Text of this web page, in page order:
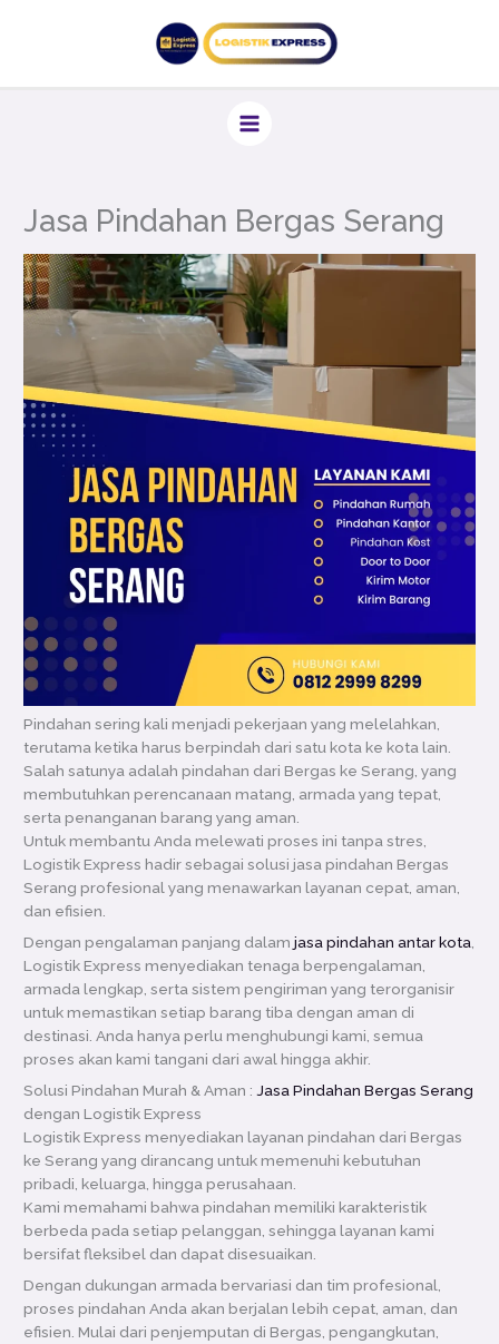
Jasa Pindahan Bergas Serang
Pindahan sering kali menjadi pekerjaan yang melelahkan,
terutama ketika harus berpindah dari satu kota ke kota lain.
Salah satunya adalah pindahan dari Bergas ke Serang, yang
membutuhkan perencanaan matang, armada yang tepat,
serta penanganan barang yang aman.
Untuk membantu Anda melewati proses ini tanpa stres,
Logistik Express hadir sebagai solusi jasa pindahan Bergas
Serang profesional yang menawarkan layanan cepat, aman,
dan efisien.
Dengan pengalaman panjang dalamjasa pindahan antar kota,
Logistik Express menyediakan tenaga berpengalaman,
armada lengkap, serta sistem pengiriman yang terorganisir
untuk memastikan setiap barang tiba dengan aman di
destinasi. Anda hanya perlu menghubungi kami, semua
proses akan kami tangani dari awal hingga akhir.
Solusi Pindahan Murah & Aman : Jasa Pindahan Bergas Serang
dengan Logistik Express
Logistik Express menyediakan layanan pindahan dari Bergas
ke Serang yang dirancang untuk memenuhi kebutuhan
pribadi, keluarga, hingga perusahaan.
Kami memahami bahwa pindahan memiliki karakteristik
berbeda pada setiap pelanggan, sehingga layanan kami
bersifat fleksibel dan dapat disesuaikan.
Dengan dukungan armada bervariasi dan tim profesional,
proses pindahan Anda akan berjalan lebih cepat, aman, dan
efisien. Mulai dari penjemputan di Bergas, pengangkutan,